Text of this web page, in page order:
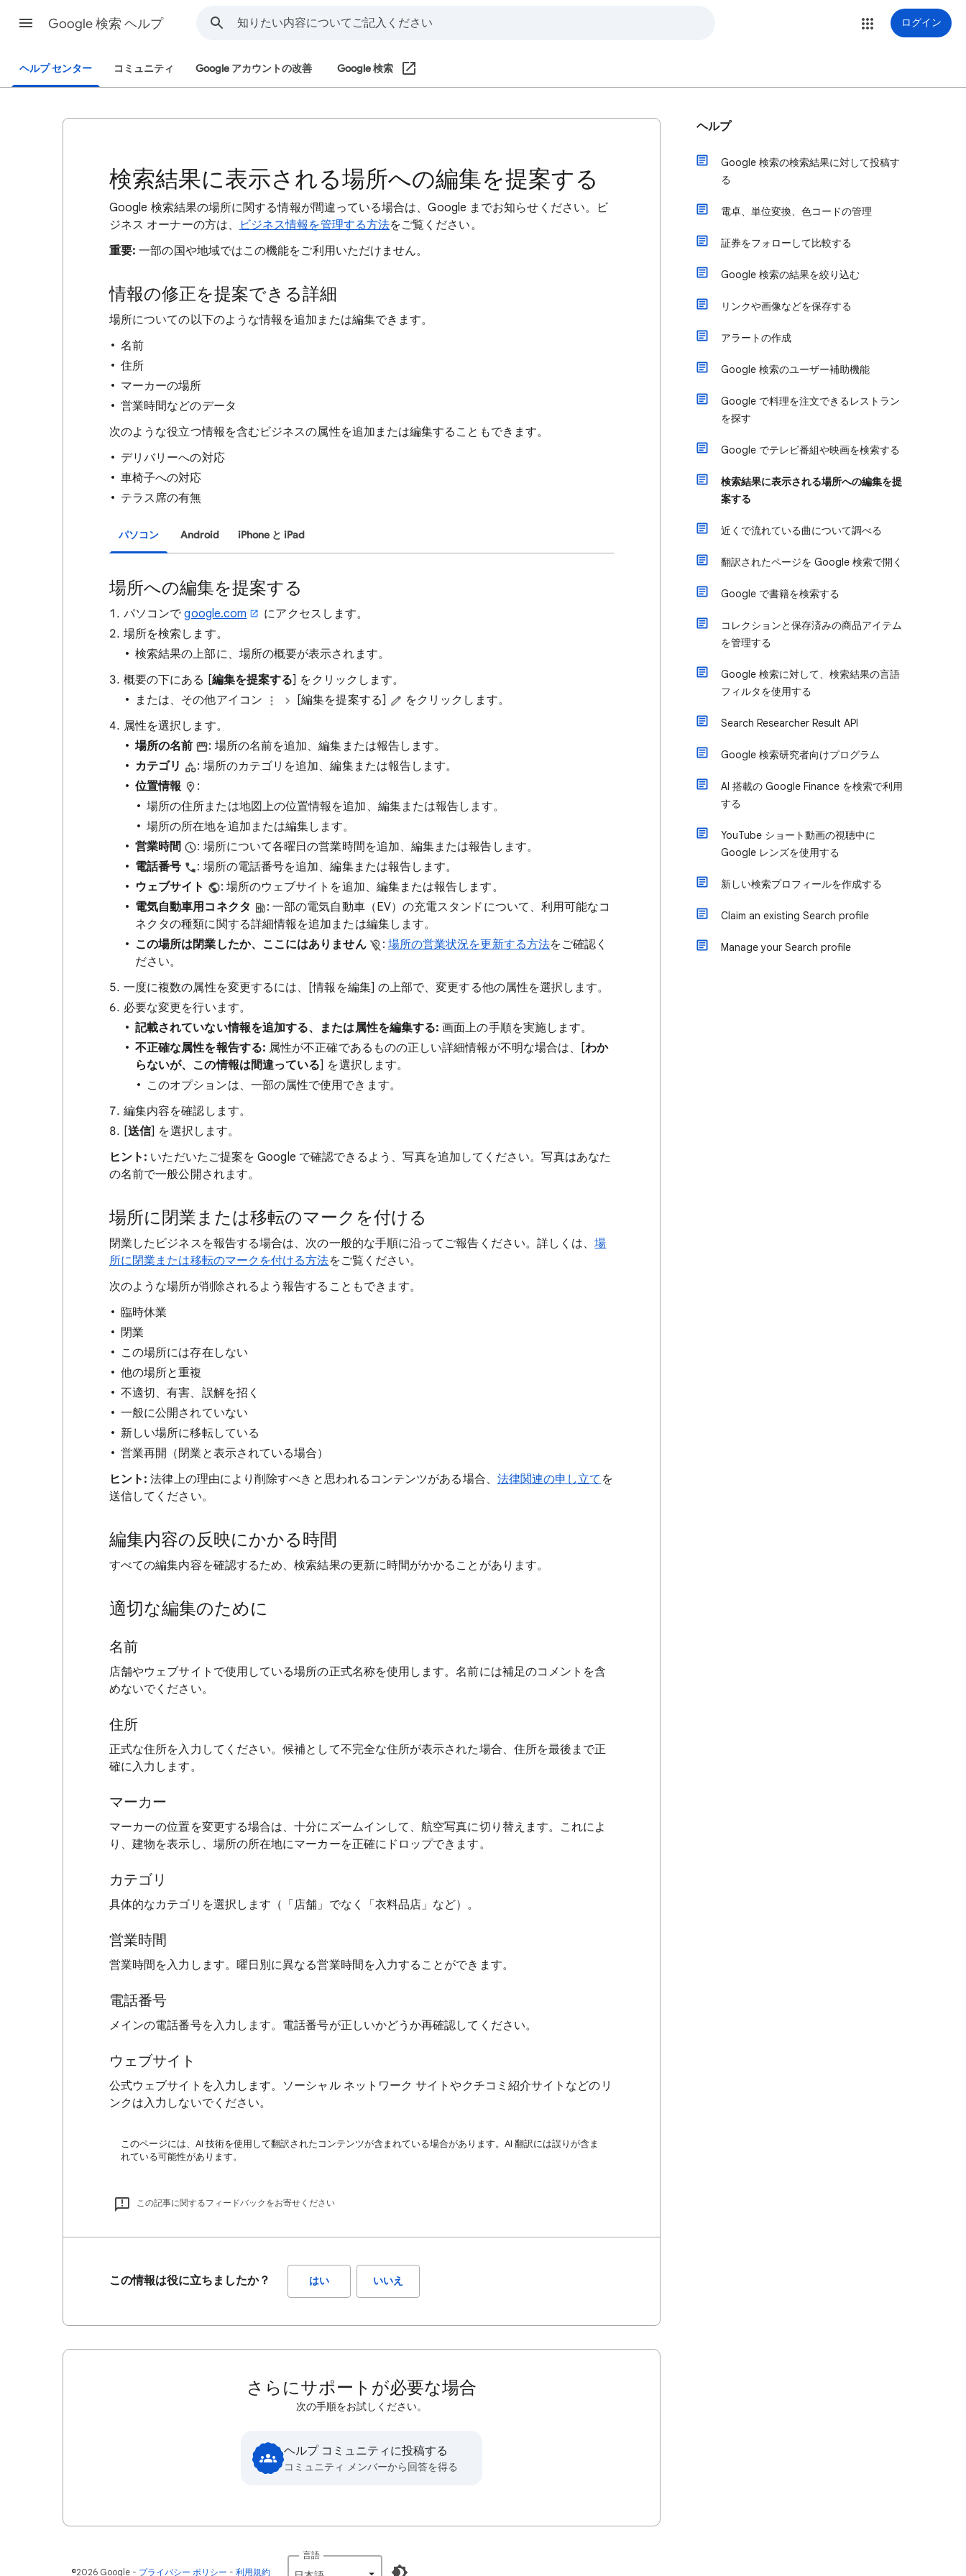
Google 検索 ヘルプ ログイン
ヘルプ センター コミュニティ Google アカウントの改善 Google 検索
検索結果に表示される場所への編集を提案する
Google 検索結果の場所に関する情報が間違っている場合は、Google までお知らせください。ビ
ジネス オーナーの方は、
ビジネス情報を管理する方法をご覧ください。
重要: 一部の国や地域ではこの機能をご利用いただけません。
情報の修正を提案できる詳細
場所についての以下のような情報を追加または編集できます。
名前
住所
マーカーの場所
営業時間などのデータ
次のような役立つ情報を含むビジネスの属性を追加または編集することもできます。
デリバリーへの対応
車椅子への対応
テラス席の有無
パソコン Android iPhone と iPad
場所への編集を提案する
パソコンでgoogle.com
にアクセスします。
場所を検索します。
検索結果の上部に、場所の概要が表示されます。
概要の下にある [編集を提案する] をクリックします。
または、その他アイコン
[編集を提案する]
をクリックします。
属性を選択します。
場所の名前
: 場所の名前を追加、編集または報告します。
カテゴリ
: 場所のカテゴリを追加、編集または報告します。
位置情報
:
場所の住所または地図上の位置情報を追加、編集または報告します。
場所の所在地を追加または編集します。
営業時間
: 場所について各曜日の営業時間を追加、編集または報告します。
電話番号
: 場所の電話番号を追加、編集または報告します。
ウェブサイト
: 場所のウェブサイトを追加、編集または報告します。
電気自動車用コネクタ
: 一部の電気自動車（EV）の充電スタンドについて、利用可能なコ
ネクタの種類に関する詳細情報を追加または編集します。
この場所は閉業したか、ここにはありません
: 場所の営業状況を更新する方法をご確認く
ださい。
一度に複数の属性を変更するには、[情報を編集] の上部で、変更する他の属性を選択します。
必要な変更を行います。
記載されていない情報を追加する、または属性を編集する: 画面上の手順を実施します。
不正確な属性を報告する: 属性が不正確であるものの正しい詳細情報が不明な場合は、[わか
らないが、この情報は間違っている] を選択します。
このオプションは、一部の属性で使用できます。
編集内容を確認します。
[送信] を選択します。
ヒント: いただいたご提案を Google で確認できるよう、写真を追加してください。写真はあなた
の名前で一般公開されます。
場所に閉業または移転のマークを付ける
閉業したビジネスを報告する場合は、次の一般的な手順に沿ってご報告ください。詳しくは、場
所に閉業または移転のマークを付ける方法をご覧ください。
次のような場所が削除されるよう報告することもできます。
臨時休業
閉業
この場所には存在しない
他の場所と重複
不適切、有害、誤解を招く
一般に公開されていない
新しい場所に移転している
営業再開（閉業と表示されている場合）
ヒント: 法律上の理由により削除すべきと思われるコンテンツがある場合、 法律関連の申し立て を
送信してください。
編集内容の反映にかかる時間
すべての編集内容を確認するため、検索結果の更新に時間がかかることがあります。
適切な編集のために
名前
店舗やウェブサイトで使用している場所の正式名称を使用します。名前には補足のコメントを含
めないでください。
住所
正式な住所を入力してください。候補として不完全な住所が表示された場合、住所を最後まで正
確に入力します。
マーカー
マーカーの位置を変更する場合は、十分にズームインして、航空写真に切り替えます。これによ
り、建物を表示し、場所の所在地にマーカーを正確にドロップできます。
カテゴリ
具体的なカテゴリを選択します（「店舗」でなく「衣料品店」など）。
営業時間
営業時間を入力します。曜日別に異なる営業時間を入力することができます。
電話番号
メインの電話番号を入力します。電話番号が正しいかどうか再確認してください。
ウェブサイト
公式ウェブサイトを入力します。ソーシャル ネットワーク サイトやクチコミ紹介サイトなどのリ
ンクは入力しないでください。
このページには、AI 技術を使用して翻訳されたコンテンツが含まれている場合があります。AI 翻訳には誤りが含ま
れている可能性があります。
この記事に関するフィードバックをお寄せください
この情報は役に立ちましたか？ はい いいえ
さらにサポートが必要な場合
次の手順をお試しください。
ヘルプ コミュニティに投稿する
コミュニティ メンバーから回答を得る
ヘルプ
Google 検索の検索結果に対して投稿す
る
電卓、単位変換、色コードの管理
証券をフォローして比較する
Google 検索の結果を絞り込む
リンクや画像などを保存する
アラートの作成
Google 検索のユーザー補助機能
Google で料理を注文できるレストラン
を探す
Google でテレビ番組や映画を検索する
検索結果に表示される場所への編集を提
案する
近くで流れている曲について調べる
翻訳されたページを Google 検索で開く
Google で書籍を検索する
コレクションと保存済みの商品アイテム
を管理する
Google 検索に対して、検索結果の言語
フィルタを使用する
Search Researcher Result API
Google 検索研究者向けプログラム
AI 搭載の Google Finance を検索で利用
する
YouTube ショート動画の視聴中に
Google レンズを使用する
新しい検索プロフィールを作成する
Claim an existing Search profile
Manage your Search profile
©2026 Google プライバシー ポリシー 利用規約
言語